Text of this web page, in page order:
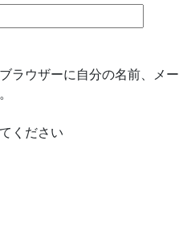
ラウザーに自分の名前、メー
ください